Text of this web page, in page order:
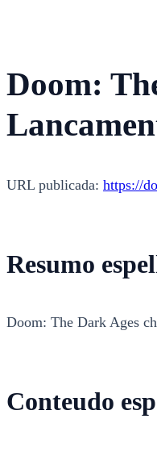
Doom:
URL publicada: https://
Resumo
Doom: The Dark Ages
Conteudo